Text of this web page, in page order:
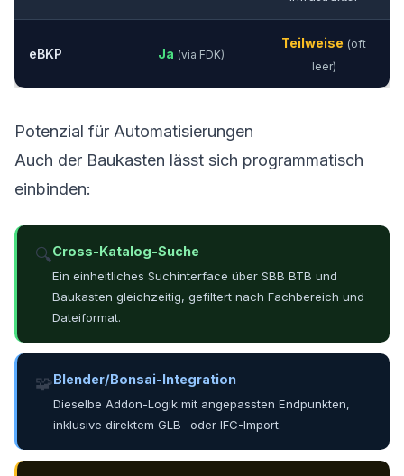
eBKP Ja (via FDK)
Teilweise (oft
leer)
Potenzial für Automatisierungen
Auch der Baukasten lässt sich programmatisch
einbinden:
🔍Cross-Katalog-Suche
Ein einheitliches Suchinterface über SBB BTB und
Baukasten gleichzeitig, gefiltert nach Fachbereich und
Dateiformat.
🧩Blender/Bonsai-Integration
Dieselbe Addon-Logik mit angepassten Endpunkten,
inklusive direktem GLB- oder IFC-Import.